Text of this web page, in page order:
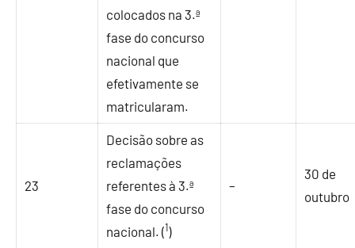
colocados na 3.ª
fase do concurso
nacional que
efetivamente se
matricularam.
23
Decisão sobre as
reclamações
referentes à 3.ª
fase do concurso
nacional. (1)
–
30 de
outubro